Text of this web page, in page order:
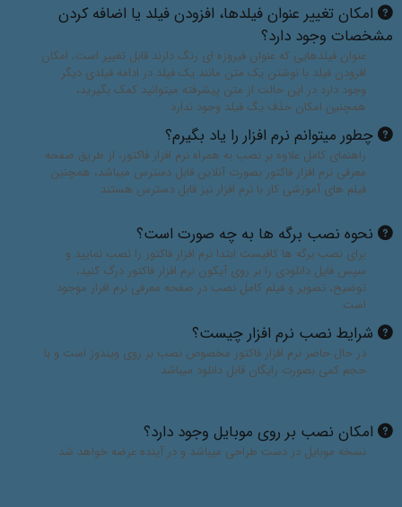
امکان تغییر عنوان فیلدها، افزودن فیلد یا اضافه کردن
مشخصات وجود دارد؟
عنوان فیلدهایی که عنوان فیروزه ای رنگ دارند قابل تغییر است، امکان
افزودن فیلد با نوشتن یک متن مانند یک فیلد در ادامه فیلدی دیگر
وجود دارد در این حالت از متن پیشرفته میتوانید کمک بگیرید،
همچنین امکان حذف یگ فیلد وجود ندارد
چطور میتوانم نرم افزار را یاد بگیرم؟
راهنمای کامل علاوه بر نصب به همراه نرم افزار فاکتور، از طریق صفحه
معرفی نرم افزار فاکتور بصورت آنلاین قابل دسترس میباشد، همچنین
فیلم های آموزشی کار با نرم افزار نیز قابل دسترس هستند
نحوه نصب برگه ها به چه صورت است؟
برای نصب برگه ها کافیست ابتدا نرم افزار فاکتور را نصب نمایید و
سپس فایل دانلودی را بر روی آیکون نرم افزار فاکتور درگ کنید،
توضیح، تصویر و فیلم کامل نصب در صفحه معرفی نرم افزار موجود
است
شرایط نصب نرم افزار چیست؟
در حال حاضر نرم افزار فاکتور مخصوص نصب بر روی ویندوز است و با
حجم کمی بصورت رایگان قابل دانلود میباشد
امکان نصب بر روی موبایل وجود دارد؟
نسخه موبایل در دست طراحی میباشد و در آینده عرضه خواهد شد